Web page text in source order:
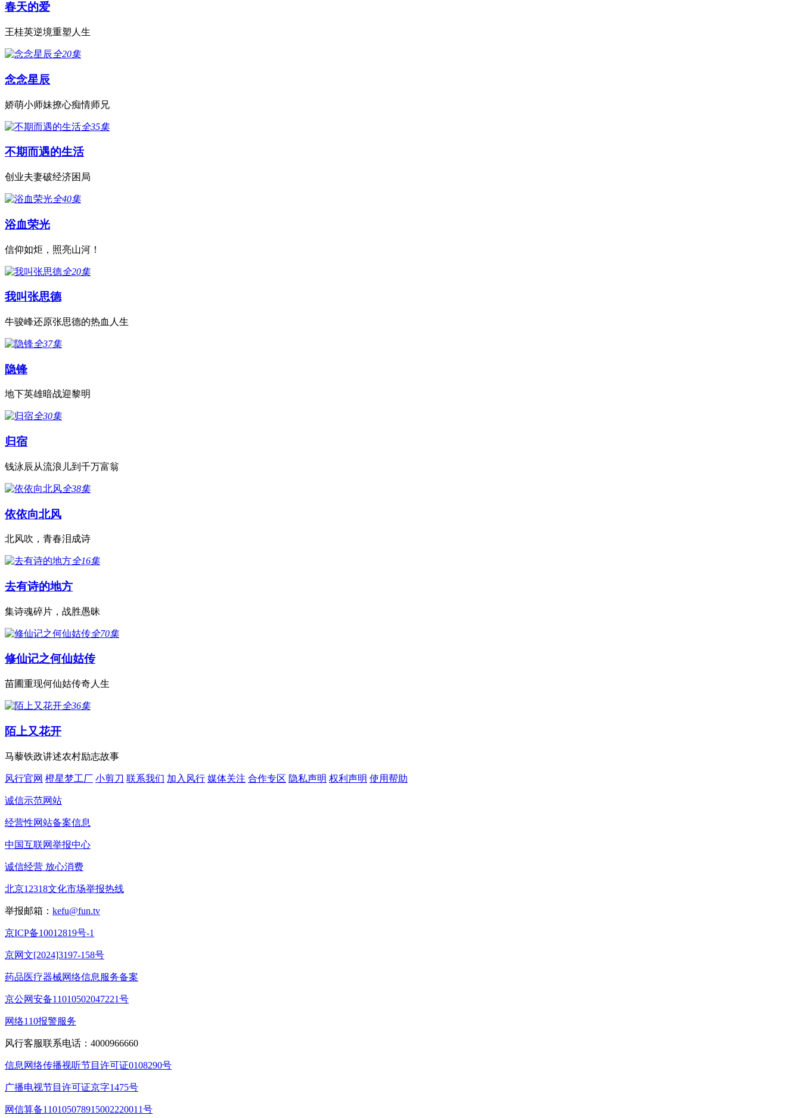
春天的爱
王桂英逆境重塑人生
全20集
念念星辰
娇萌小师妹撩心痴情师兄
全35集
不期而遇的生活
创业夫妻破经济困局
全40集
浴血荣光
信仰如炬，照亮山河！
全20集
我叫张思德
牛骏峰还原张思德的热血人生
全37集
隐锋
地下英雄暗战迎黎明
全30集
归宿
钱泳辰从流浪儿到千万富翁
全38集
依依向北风
北风吹，青春泪成诗
全16集
去有诗的地方
集诗魂碎片，战胜愚昧
全70集
修仙记之何仙姑传
苗圃重现何仙姑传奇人生
全36集
陌上又花开
马藜铁政讲述农村励志故事
风行官网 橙星梦工厂 小剪刀 联系我们 加入风行 媒体关注 合作专区 隐私声明 权利声明 使用帮助
诚信示范网站
经营性网站备案信息
中国互联网举报中心
诚信经营 放心消费
北京12318文化市场举报热线
举报邮箱： kefu@fun.tv
京ICP备10012819号-1
京网文[2024]3197-158号
药品医疗器械网络信息服务备案
京公网安备11010502047221号
网络110报警服务
风行客服联系电话：4000966660
信息网络传播视听节目许可证0108290号
广播电视节目许可证京字1475号
网信算备110105078915002220011号